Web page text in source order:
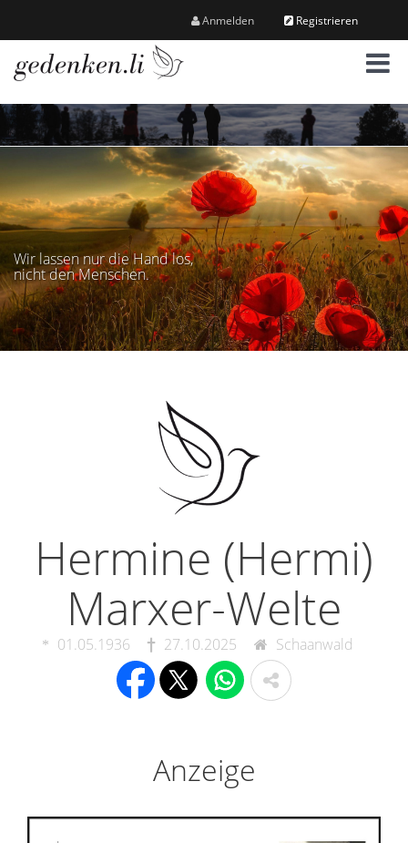
Anmelden Registrieren
M
e
n
ü
Wir lassen nur die Hand los,
nicht den Menschen.
Hermine (Hermi)
Marxer-Welte
01.05.1936 27.10.2025 Schaanwald
Anzeige